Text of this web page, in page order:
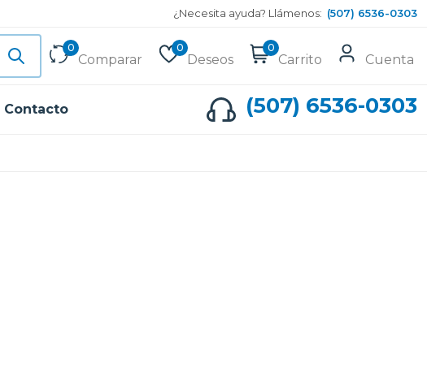
¿Necesita ayuda? Llámenos: (507) 6536-0303
0
Comparar
0
Deseos
0
Carrito Cuenta
Contacto (507) 6536-0303